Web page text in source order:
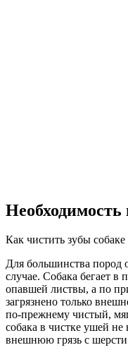
Необходимость
Как чистить зубы
Для большинства пород
случае. Собака бегает в
опавшей листвы, а по
загрязнено только
по-прежнему чистый,
собака в чистке ушей не
внешнюю грязь с шерсти